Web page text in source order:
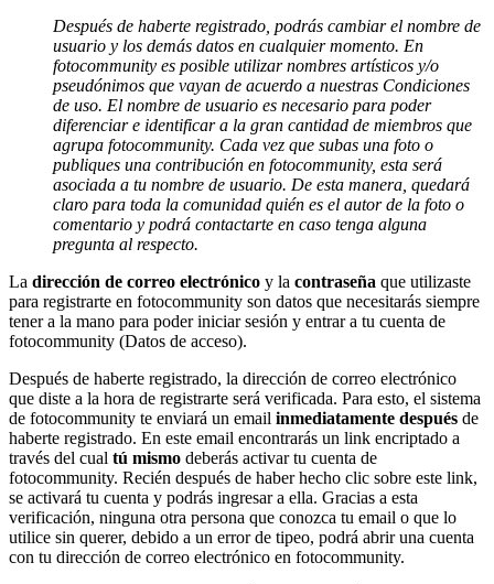
Después de haberte registrado, podrás cambiar el nombre de
usuario y los demás datos en cualquier momento. En
fotocommunity es posible utilizar nombres artísticos y/o
pseudónimos que vayan de acuerdo a nuestras Condiciones
de uso. El nombre de usuario es necesario para poder
diferenciar e identificar a la gran cantidad de miembros que
agrupa fotocommunity. Cada vez que subas una foto o
publiques una contribución en fotocommunity, esta será
asociada a tu nombre de usuario. De esta manera, quedará
claro para toda la comunidad quién es el autor de la foto o
comentario y podrá contactarte en caso tenga alguna
pregunta al respecto.
La dirección de correo electrónico y la contraseña que utilizaste
para registrarte en fotocommunity son datos que necesitarás siempre
tener a la mano para poder iniciar sesión y entrar a tu cuenta de
fotocommunity (Datos de acceso).
Después de haberte registrado, la dirección de correo electrónico
que diste a la hora de registrarte será verificada. Para esto, el sistema
de fotocommunity te enviará un email inmediatamente después de
haberte registrado. En este email encontrarás un link encriptado a
través del cual tú mismo deberás activar tu cuenta de
fotocommunity. Recién después de haber hecho clic sobre este link,
se activará tu cuenta y podrás ingresar a ella. Gracias a esta
verificación, ninguna otra persona que conozca tu email o que lo
utilice sin querer, debido a un error de tipeo, podrá abrir una cuenta
con tu dirección de correo electrónico en fotocommunity.